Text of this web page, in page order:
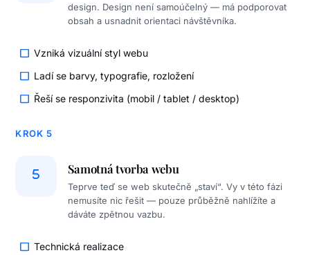
design. Design není samoúčelný — má podporovat
obsah a usnadnit orientaci návštěvníka.
Vzniká vizuální styl webu
Ladí se barvy, typografie, rozložení
Řeší se responzivita (mobil / tablet / desktop)
KROK 5
Samotná tvorba webu
Teprve teď se web skutečně „staví“. Vy v této fázi
nemusíte nic řešit — pouze průběžně nahlížíte a
dáváte zpětnou vazbu.
Technická realizace